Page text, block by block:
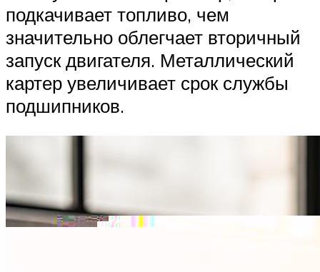
подкачивает топливо, чем
значительно облегчает вторичный
запуск двигателя. Металлический
картер увеличивает срок службы
подшипников.